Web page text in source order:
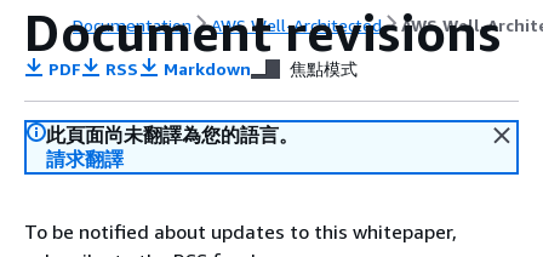
Documentation AWS Well-Architected AWS Well-
Document revisions
PDF RSS Markdown 焦點模式
此頁面尚未翻譯為您的語言。
請求翻譯
To be notified about updates to this whitepaper,